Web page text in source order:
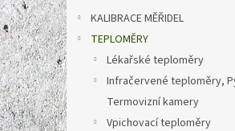
r
a
n
n
í
p
a
KALIBRACE MĚŘIDEL
TEPLOMĚRY
Lékařské teploměry
Infračervené teploměry,
Termovizní kamery
Vpichovací teploměry